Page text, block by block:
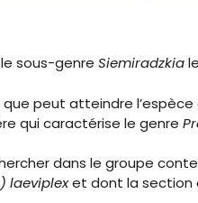
sous-genre Siemiradzkia
peut atteindre
qui caractérise le genre
dans le groupe
laeviplexet dont la section